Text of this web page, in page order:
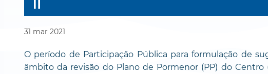
31 mar 2021
O período de Participação Pública para formulação de
âmbito da revisão do Plano de Pormenor (PP) do